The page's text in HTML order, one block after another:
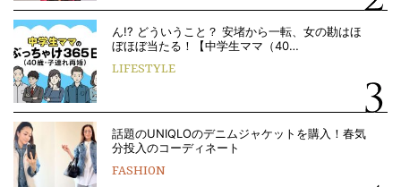
ん!? どういうこと？ 安堵から一転、女の勘はほ
ぼほぼ当たる！【中学生ママ（40…
LIFESTYLE
話題のUNIQLOのデニムジャケットを購入！春気
分投入のコーディネート
FASHION